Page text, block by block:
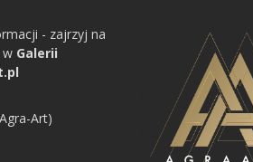
- zajrzyj na
w Galerii
Art)